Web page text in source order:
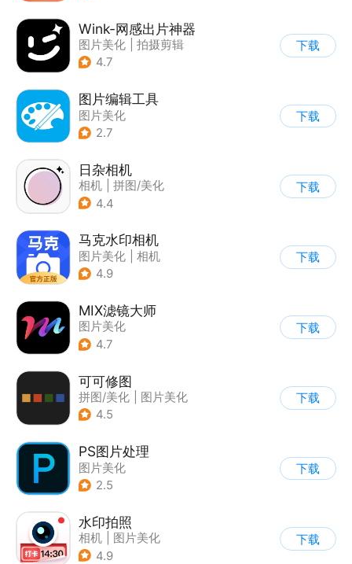
Wink-网感出片神器
图片美化
拍摄剪辑
4.7
下载
图片编辑工具
图片美化
2.7
下载
日杂相机
相机
拼图/美化
| 图片美化
4.4
下载
马克水印相机
图片美化
相机
4.9
下载
MIX滤镜大师
图片美化
4.7
下载
可可修图
拼图/美化
图片美化
4.5
下载
PS图片处理
图片美化
2.5
下载
水印拍照
相机
图片美化
4.9
下载